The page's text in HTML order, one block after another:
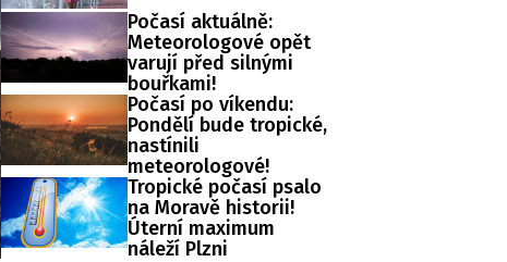
hydrometeorologický ústav (ČHMÚ).
Počasí aktuálně:
Meteorologové opět
varují před silnými
bouřkami!
Počasí po víkendu:
Pondělí bude tropické,
nastínili
meteorologové!
Tropické počasí psalo
na Moravě historii!
Úterní maximum
náleží Plzni